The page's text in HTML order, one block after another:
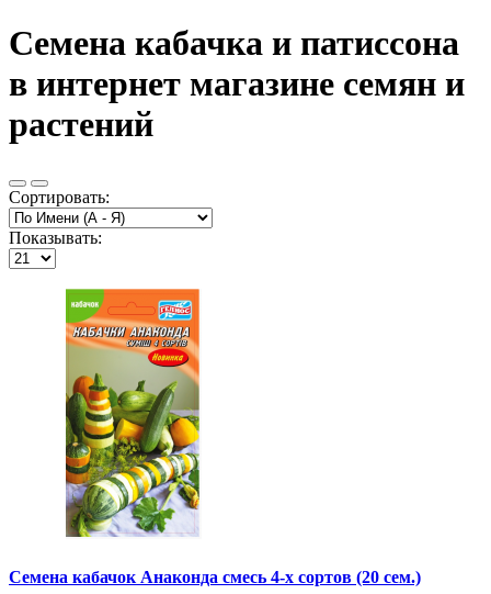
Семена кабачка и патиссона
в интернет магазине семян и
растений
Сортировать:
Показывать:
Семена кабачок Анаконда смесь 4-х сортов (20 сем.)